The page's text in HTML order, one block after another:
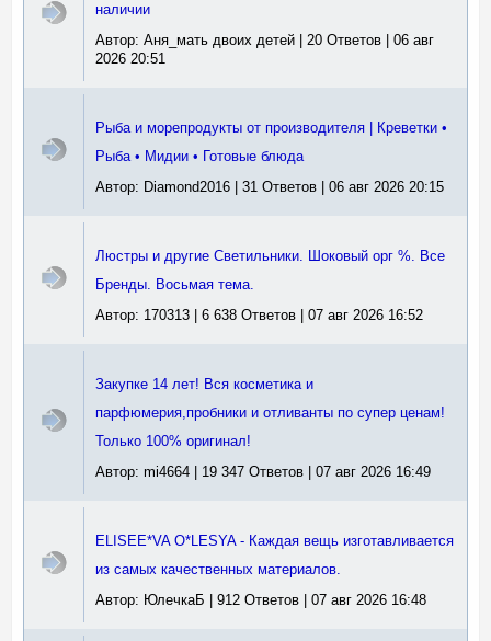
наличии
Автор: Аня_мать двоих детей | 20 Ответов | 06 авг
2026 20:51
Рыба и морепродукты от производителя | Креветки •
Рыба • Мидии • Готовые блюда
Автор: Diamond2016 | 31 Ответов | 06 авг 2026 20:15
Люстры и другие Светильники. Шоковый орг %. Все
Бренды. Восьмая тема.
Автор: 170313 | 6 638 Ответов | 07 авг 2026 16:52
Закупке 14 лет! Вся косметика и
парфюмерия,пробники и отливанты по супер ценам!
Только 100% оригинал!
Автор: mi4664 | 19 347 Ответов | 07 авг 2026 16:49
ELISEE*VA O*LESYA - Каждая вещь изготавливается
из самых качественных материалов.
Автор: ЮлечкаБ | 912 Ответов | 07 авг 2026 16:48